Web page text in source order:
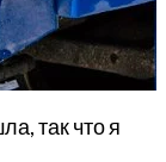
так что я